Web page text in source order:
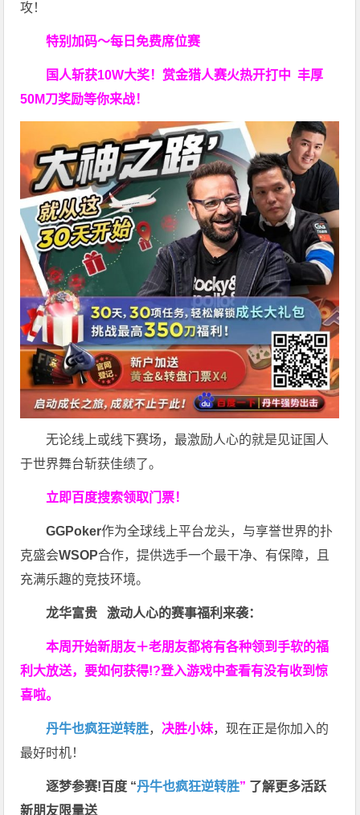
攻！
特别加码～每日免费席位赛
国人斩获10W大奖！ 赏金猎人赛火热开打中 丰厚
50M刀奖励等你来战！
无论线上或线下赛场，最激励人心的就是见证国人
于世界舞台斩获佳绩了。
立即百度搜索领取门票！
GGPoker作为全球线上平台龙头，与享誉世界的扑
克盛会WSOP合作，提供选手一个最干净、有保障，且
充满乐趣的竞技环境。
龙华富贵 激动人心的赛事福利来袭：
本周开始新朋友＋老朋友都将有各种领到手软的福
利大放送，要如何获得!?登入游戏中查看有没有收到惊
喜啦。
丹牛也疯狂逆转胜， 决胜小妹，现在正是你加入的
最好时机！
逐梦参赛!百度 “丹牛也疯狂逆转胜” 了解更多活跃
新朋友限量送